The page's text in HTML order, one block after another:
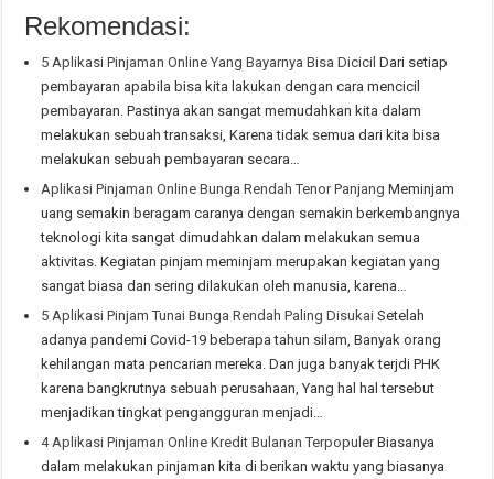
Rekomendasi:
5 Aplikasi Pinjaman Online Yang Bayarnya Bisa Dicicil Dari setiap
pembayaran apabila bisa kita lakukan dengan cara mencicil
pembayaran. Pastinya akan sangat memudahkan kita dalam
melakukan sebuah transaksi, Karena tidak semua dari kita bisa
melakukan sebuah pembayaran secara…
Aplikasi Pinjaman Online Bunga Rendah Tenor Panjang Meminjam
uang semakin beragam caranya dengan semakin berkembangnya
teknologi kita sangat dimudahkan dalam melakukan semua
aktivitas. Kegiatan pinjam meminjam merupakan kegiatan yang
sangat biasa dan sering dilakukan oleh manusia, karena…
5 Aplikasi Pinjam Tunai Bunga Rendah Paling Disukai Setelah
adanya pandemi Covid-19 beberapa tahun silam, Banyak orang
kehilangan mata pencarian mereka. Dan juga banyak terjdi PHK
karena bangkrutnya sebuah perusahaan, Yang hal hal tersebut
menjadikan tingkat pengangguran menjadi…
4 Aplikasi Pinjaman Online Kredit Bulanan TerpopulerBiasanya
dalam melakukan pinjaman kita di berikan waktu yang biasanya